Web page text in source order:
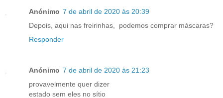
Anónimo 7 de abril de 2020 às 20:39
Depois, aqui nas freirinhas, podemos comprar máscaras?
Responder
Anónimo 7 de abril de 2020 às 21:23
provavelmente quer dizer
estado sem eles no sítio